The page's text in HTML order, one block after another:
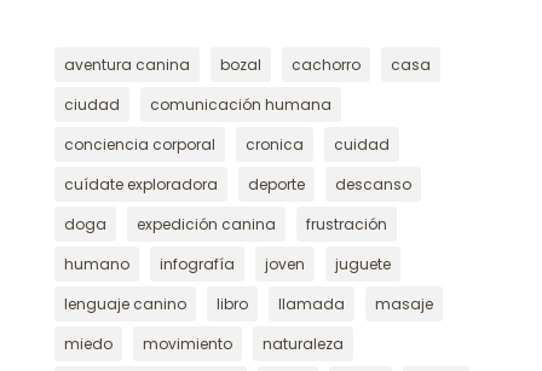
aventura canina bozal cachorro
casa
ciudad
comunicación humana
conciencia corporal
cronica
cuidad
cuídate exploradora
deporte
descanso
doga
expedición canina
frustración
humano
infografía joven
juguete
lenguaje canino
libro llamada
masaje
miedo
movimiento
naturaleza